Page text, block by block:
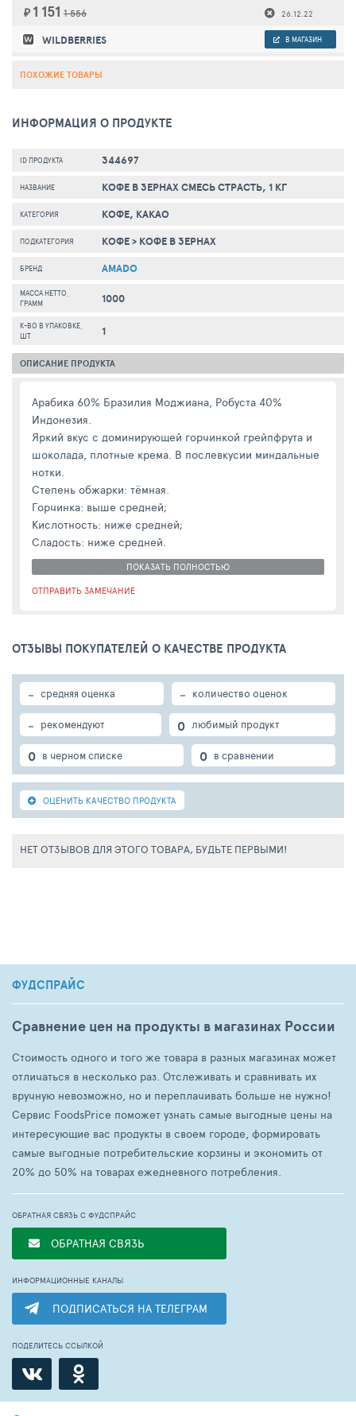
₽ 1 151 1 556 26.12.22
WILDBERRIES В МАГАЗИН
ПОХОЖИЕ ТОВАРЫ
ИНФОРМАЦИЯ О ПРОДУКТЕ
ID ПРОДУКТА 344697
НАЗВАНИЕ КОФЕ В ЗЕРНАХ СМЕСЬ СТРАСТЬ, 1 КГ
КАТЕГОРИЯ КОФЕ, КАКАО
ПОДКАТЕГОРИЯ КОФЕ> КОФЕ В ЗЕРНАХ
БРЕНД AMADO
МАССА НЕТТО,
ГРАММ
1000
К-ВО В УПАКОВКЕ,
ШТ
1
ОПИСАНИЕ ПРОДУКТА
Арабика 60% Бразилия Моджиана, Робуста 40%
Индонезия.
Яркий вкус с доминирующей горчинкой грейпфрута и
шоколада, плотные крема. В послевкусии миндальные
нотки.
Степень обжарки: тёмная.
Горчинка: выше средней;
Кислотность: ниже средней;
Сладость: ниже средней.
ПОКАЗАТЬ ПОЛНОСТЬЮ
ОТПРАВИТЬ ЗАМЕЧАНИЕ
ОТЗЫВЫ ПОКУПАТЕЛЕЙ О КАЧЕСТВЕ ПРОДУКТА
- средняя оценка - количество оценок
- рекомендуют 0 любимый продукт
0 в черном списке 0 в сравнении
ОЦЕНИТЬ КАЧЕСТВО ПРОДУКТА
НЕТ ОТЗЫВОВ ДЛЯ ЭТОГО ТОВАРА, БУДЬТЕ ПЕРВЫМИ!
ФУДСПРАЙС
Сравнение цен на продукты в магазинах России
Стоимость одного и того же товара в разных магазинах может
отличаться в несколько раз. Отслеживать и сравнивать их
вручную невозможно, но и переплачивать больше не нужно!
Сервис FoodsPrice поможет узнать самые выгодные цены на
интересующие вас продукты в своем городе, формировать
самые выгодные потребительские корзины и экономить от
20% до 50% на товарах ежедневного потребления.
ОБРАТНАЯ СВЯЗЬ С ФУДСПРАЙС
ОБРАТНАЯ СВЯЗЬ
ИНФОРМАЦИОННЫЕ КАНАЛЫ
ПОДПИСАТЬСЯ НА ТЕЛЕГРАМ
ПОДЕЛИТЕСЬ ССЫЛКОЙ